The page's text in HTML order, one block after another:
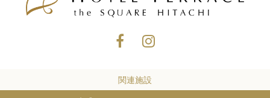
関連施設